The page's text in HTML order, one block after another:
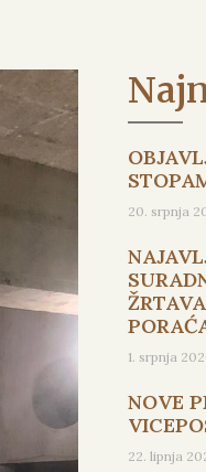
20. srpnja
1. srpnja
NOVE
22. lipnja